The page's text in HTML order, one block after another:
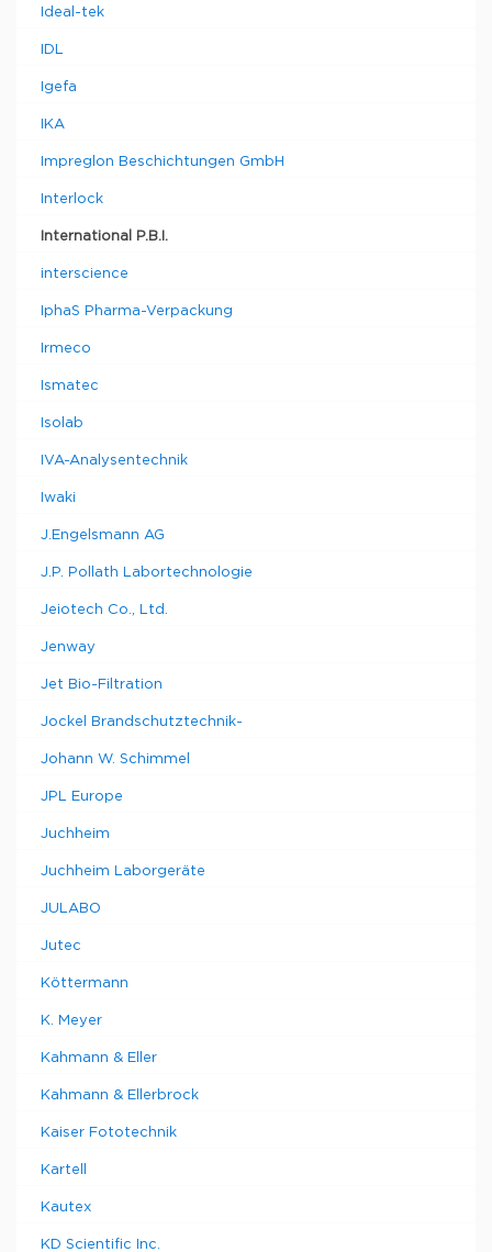
Ideal-tek
IDL
Igefa
IKA
Impreglon Beschichtungen GmbH
Interlock
International P.B.I.
interscience
IphaS Pharma-Verpackung
Irmeco
Ismatec
Isolab
IVA-Analysentechnik
Iwaki
J.Engelsmann AG
J.P. Pollath Labortechnologie
Jeiotech Co., Ltd.
Jenway
Jet Bio-Filtration
Jockel Brandschutztechnik-
Johann W. Schimmel
JPL Europe
Juchheim
Juchheim Laborgeräte
JULABO
Jutec
Köttermann
K. Meyer
Kahmann & Eller
Kahmann & Ellerbrock
Kaiser Fototechnik
Kartell
Kautex
KD Scientific Inc.